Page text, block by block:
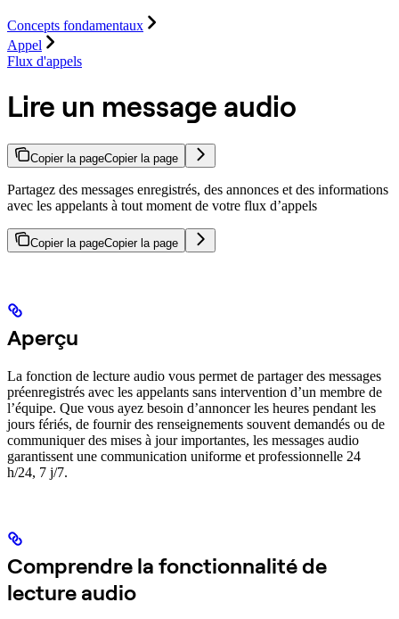
Concepts fondamentaux
Appel
Flux d'appels
Lire un message audio
Copier la pageCopier la page
Partagez des messages enregistrés, des annonces et des informations
avec les appelants à tout moment de votre flux d’appels
Copier la pageCopier la page
Aperçu
La fonction de lecture audio vous permet de partager des messages
préenregistrés avec les appelants sans intervention d’un membre de
l’équipe. Que vous ayez besoin d’annoncer les heures pendant les
jours fériés, de fournir des renseignements souvent demandés ou de
communiquer des mises à jour importantes, les messages audio
garantissent une communication uniforme et professionnelle 24
h/24, 7 j/7.
Comprendre la fonctionnalité de
lecture audio